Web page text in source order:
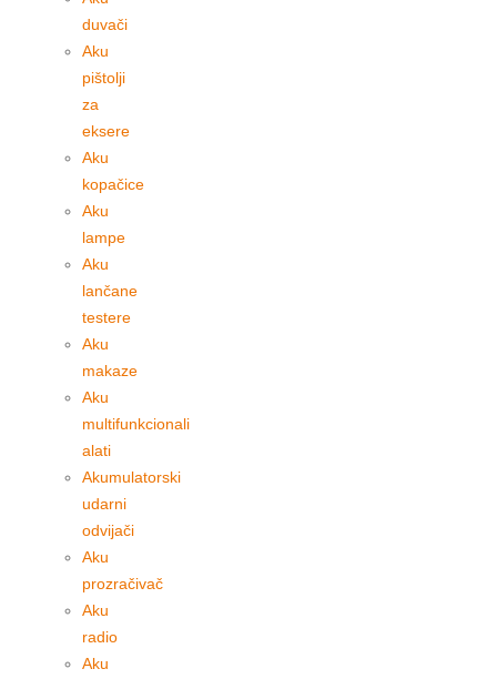
duvači
Aku
pištolji
za
eksere
Aku
kopačice
Aku
lampe
Aku
lančane
testere
Aku
makaze
Aku
multifunkcionali
alati
Akumulatorski
udarni
odvijači
Aku
prozračivač
Aku
radio
Aku